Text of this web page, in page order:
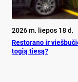
2026 m. liepos 18 d.
Res­to­ra­no ir
to­gią tie­są?